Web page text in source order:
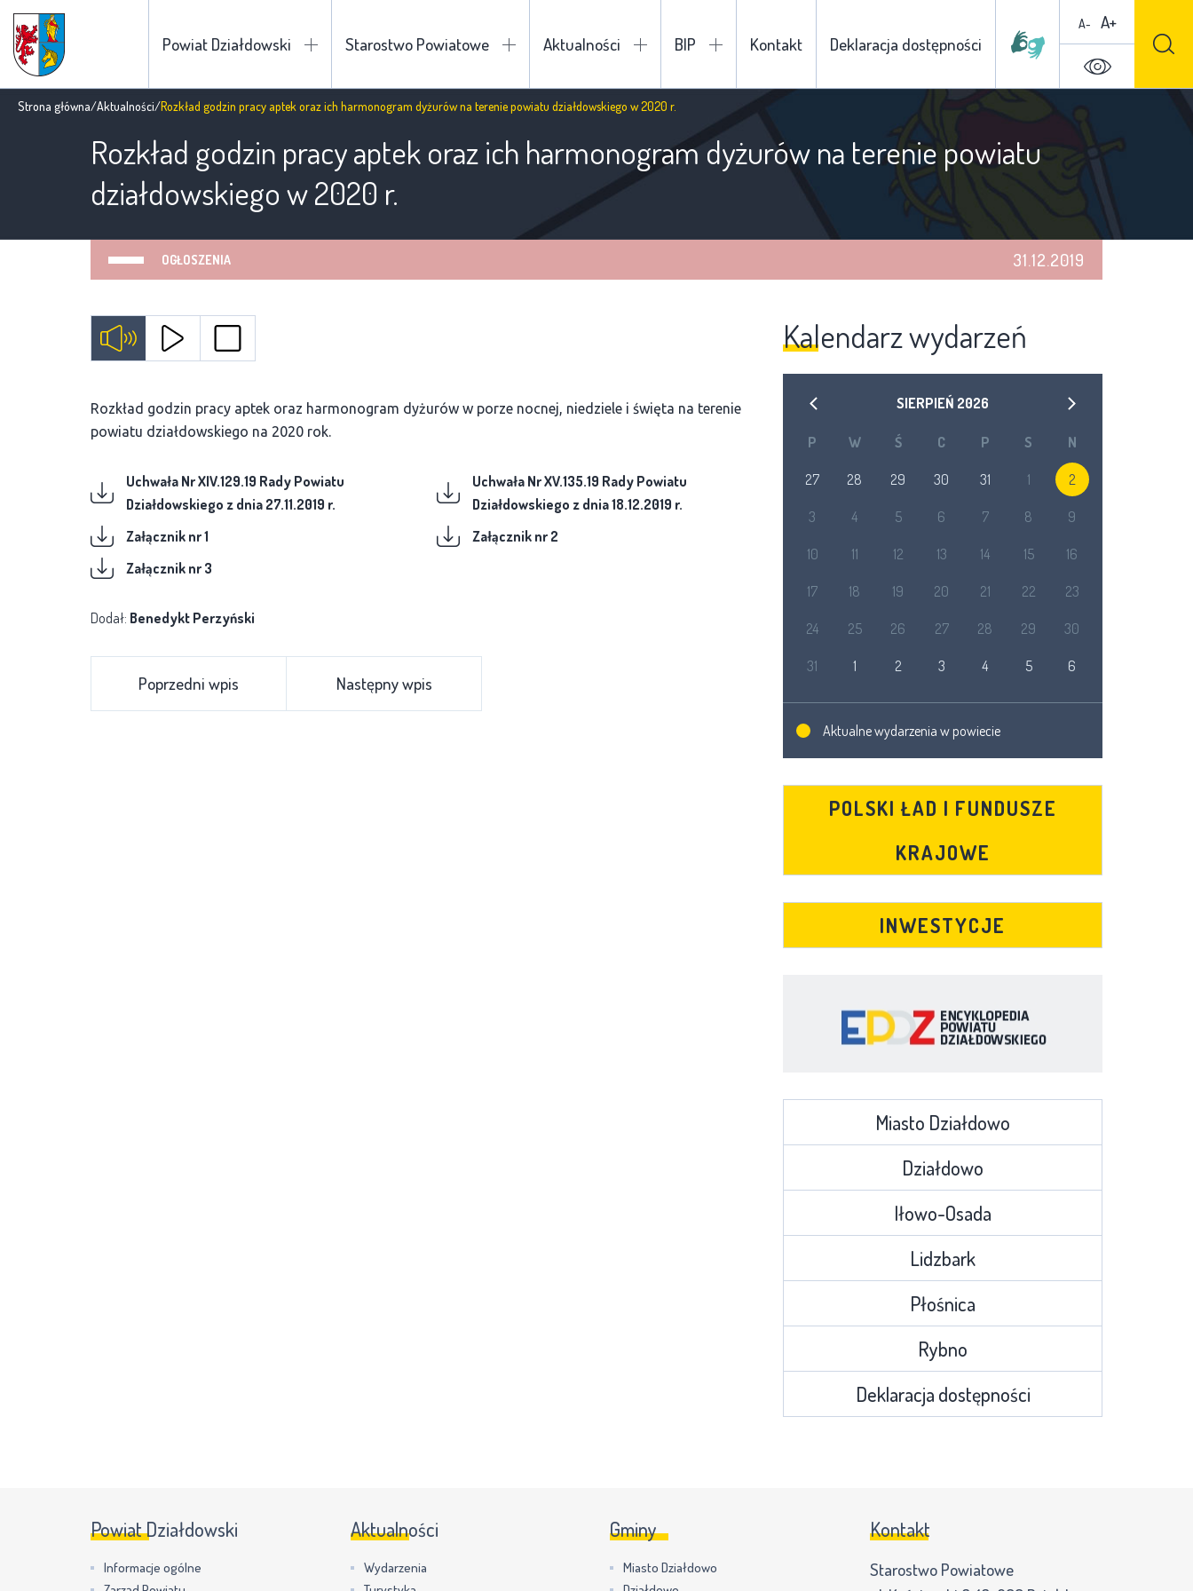
Powiat Działdowski Starostwo Powiatowe Aktualności BIP Kontakt Deklaracja dostępności
A- A+
Strona główna/Aktualności/Rozkład godzin pracy aptek oraz ich harmonogram dyżurów na terenie powiatu działdowskiego w 2020 r.
Rozkład godzin pracy aptek oraz ich harmonogram dyżurów na terenie powiatu
działdowskiego w 2020 r.
OGŁOSZENIA 31.12.2019
Rozkład godzin pracy aptek oraz harmonogram dyżurów w porze nocnej, niedziele i święta na terenie
powiatu działdowskiego na 2020 rok.
Uchwała Nr XIV.129.19 Rady Powiatu
Działdowskiego z dnia 27.11.2019 r.
Uchwała Nr XV.135.19 Rady Powiatu
Działdowskiego z dnia 18.12.2019 r.
Załącznik nr 1
Załącznik nr 2
Załącznik nr 3
Dodał: Benedykt Perzyński
Poprzedni wpis Następny wpis
Kalendarz wydarzeń
SIERPIEŃ 2026
P W Ś C P S N
27 28 29 30 31 1 2
3 4 5 6 7 8 9
10 11 12 13 14 15 16
17 18 19 20 21 22 23
24 25 26 27 28 29 30
31 1 2 3 4 5 6
Aktualne wydarzenia w powiecie
POLSKI ŁAD I FUNDUSZE
KRAJOWE
INWESTYCJE
Miasto Działdowo
Działdowo
Iłowo-Osada
Lidzbark
Płośnica
Rybno
Deklaracja dostępności
Powiat Działdowski
Informacje ogólne
Aktualności
Wydarzenia
Gminy
Miasto Działdowo
Kontakt
Starostwo Powiatowe